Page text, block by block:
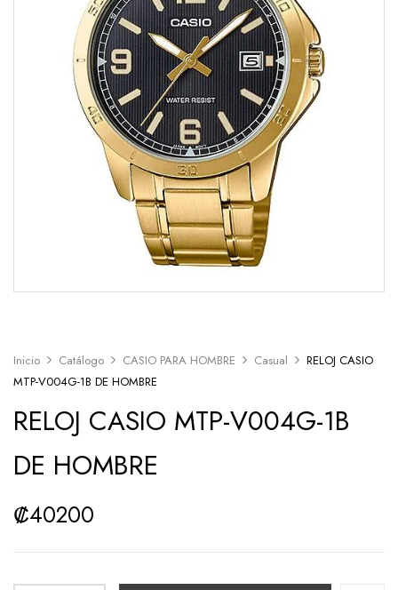
Inicio Catálogo CASIO PARA HOMBRE Casual
RELOJ CASIO
MTP-V004G-1B DE HOMBRE
RELOJ CASIO MTP-V004G-1B
DE HOMBRE
₡40200